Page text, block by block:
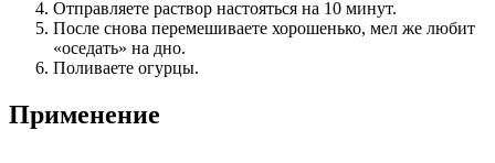
Отправляете раствор настояться на 10 минут.
После снова перемешиваете хорошенько, мел же любит
«оседать» на дно.
Поливаете огурцы.
Применение